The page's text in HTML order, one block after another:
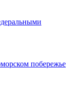
побережье